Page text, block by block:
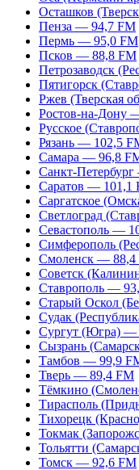
Осташков
Пенза — 94,7 FM
Пермь — 95,0 FM
Псков — 88,8 FM
Петрозаводск
Пятигорск
Ржев (Тверская
Ростов-на-Дону
Русское
Рязань — 102,5
Самара — 96,8
Санкт-
Саратов — 101,1
Саргатское
Светлоград
Севастополь —
Симферополь
Смоленск — 88,4
Советск
Ставрополь —
Старый Оскол
Судак
Сургут (Югра) —
Сызрань
Тамбов — 99,9
Тверь — 89,4 FM
Тёмкино
Тирасполь
Тихорецк
Токмак
Тольятти
Томск — 92,6 FM